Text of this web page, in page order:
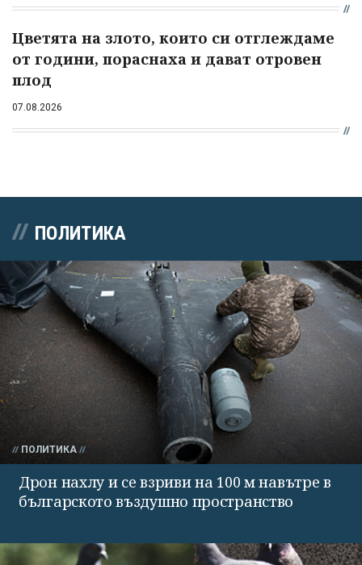
Цветята на злото, които си отглеждаме
от години, пораснаха и дават отровен
плод
07.08.2026
ПОЛИТИКА
ПОЛИТИКА
Дрон нахлу и се взриви на 100 м навътре в
българското въздушно пространство